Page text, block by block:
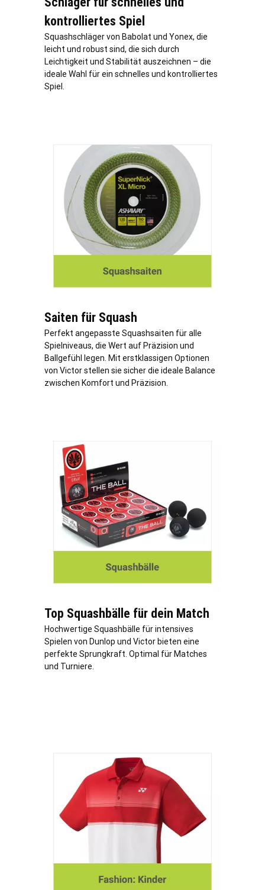
kontrolliertes Spiel
Squashschläger von Babolat und Yonex, die
leicht und robust sind, die sich durch
Leichtigkeit und Stabilität auszeichnen – die
ideale Wahl für ein schnelles und kontrolliertes
Spiel.
Saiten für Squash
Perfekt angepasste Squashsaiten für alle
Spielniveaus, die Wert auf Präzision und
Ballgefühl legen. Mit erstklassigen Optionen
von Victor stellen sie sicher die ideale Balance
zwischen Komfort und Präzision.
Top Squashbälle für dein Match
Hochwertige Squashbälle für intensives
Spielen von Dunlop und Victor bieten eine
perfekte Sprungkraft. Optimal für Matches
und Turniere.